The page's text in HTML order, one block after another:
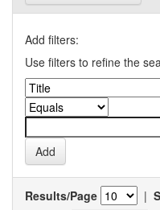
Add filters:
Use filters to refine the
Results/Page |